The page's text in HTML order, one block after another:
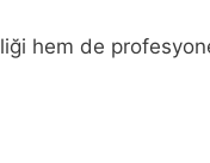
hem de